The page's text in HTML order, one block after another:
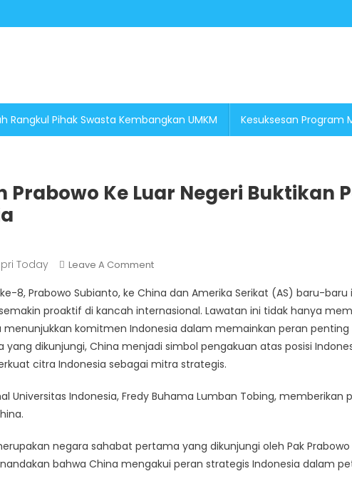
Rangkul Pihak Swasta Kembangkan UMKM Kesuksesan Program
Prabowo Ke Luar Negeri Buktikan
Today Leave A CommentOn
Presiden
Prabowo
Ke
Luar
Negeri
Peran
Di
Dunia
ke-8, Prabowo Subianto, ke China dan Amerika Serikat (AS) baru-
proaktif di kancah internasional. Lawatan ini tidak hanya
komitmen Indonesia dalam memainkan peran penting
dikunjungi, China menjadi simbol pengakuan atas posisi
citra Indonesia sebagai mitra strategis.
Universitas Indonesia, Fredy Buhama Lumban Tobing,
negara sahabat pertama yang dikunjungi oleh Pak Prabowo
bahwa China mengakui peran strategis Indonesia dalam